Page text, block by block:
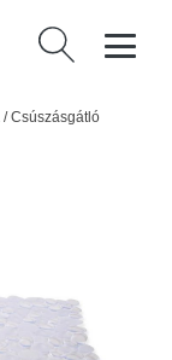
Keresés:
/Csúszásgátló